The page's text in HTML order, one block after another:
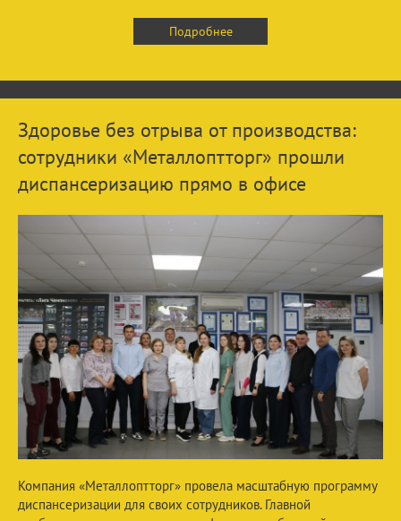
Подробнее
Здоровье без отрыва от производства:
сотрудники «Металлоптторг» прошли
диспансеризацию прямо в офисе
Компания «Металлоптторг» провела масштабную программу
диспансеризации для своих сотрудников. Главной